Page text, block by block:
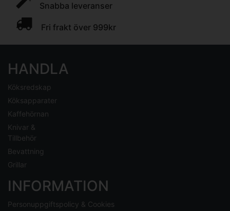
Snabba leveranser
Fri frakt över 999kr
HANDLA
Köksredskap
Köksapparater
Kaffehörnan
Knivar &
Tillbehör
Bevattning
Grillar
INFORMATION
Personuppgiftspolicy & Cookies